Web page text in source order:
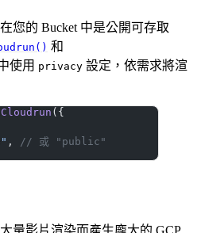
您的 Bucket 中是公開可存取
和
使用 privacy 設定，依需求將渲
({
,
// 或 "public"